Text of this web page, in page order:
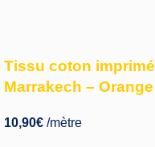
Tissu coton imprimé
Marrakech – Orange
10,90€ /mètre